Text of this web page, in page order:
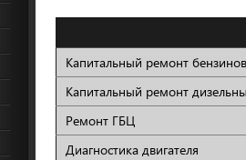
Капитальный ремонт
Капитальный ремонт
Ремонт ГБЦ
Диагностика двигателя